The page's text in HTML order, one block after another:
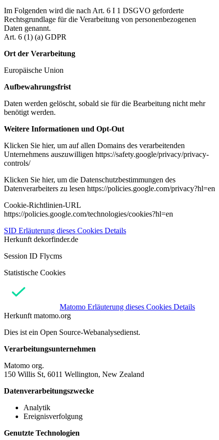
Im Folgenden wird die nach Art. 6 I 1 DSGVO geforderte
Rechtsgrundlage für die Verarbeitung von personenbezogenen
Daten genannt.
Art. 6 (1) (a) GDPR
Ort der Verarbeitung
Europäische Union
Aufbewahrungsfrist
Daten werden gelöscht, sobald sie für die Bearbeitung nicht mehr
benötigt werden.
Weitere Informationen und Opt-Out
Klicken Sie hier, um auf allen Domains des verarbeitenden
Unternehmens auszuwilligen https://safety.google/privacy/privacy-
controls/
Klicken Sie hier, um die Datenschutzbestimmungen des
Datenverarbeiters zu lesen https://policies.google.com/privacy?hl=en
Cookie-Richtlinien-URL
https://policies.google.com/technologies/cookies?hl=en
SID Erläuterung dieses Cookies Details
Herkunft dekorfinder.de
Session ID Flycms
Statistische Cookies
Matomo Erläuterung dieses Cookies Details
Herkunft matomo.org
Dies ist ein Open Source-Webanalysedienst.
Verarbeitungsunternehmen
Matomo org.
150 Willis St, 6011 Wellington, New Zealand
Datenverarbeitungszwecke
Analytik
Ereignisverfolgung
Genutzte Technologien